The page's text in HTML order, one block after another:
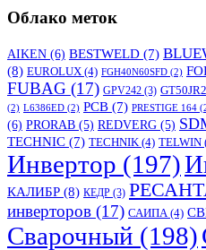
Облако меток
AIKEN (6) BESTWELD (7)
(8) EUROLUX (4) FGH40N60SFD (2)
FUBAG (17) GPV242 (3)
(2) L6386ED (2) PCB (7) PRESTIGE 164
(6) PRORAB (5) REDVERG (5)
TECHNIC (7) TECHNIK (4) TELWIN
Инвертор (197)
КАЛИБР (8) КЕДР (3)
инверторов (17) САИПА(4)
Сварочный (198)